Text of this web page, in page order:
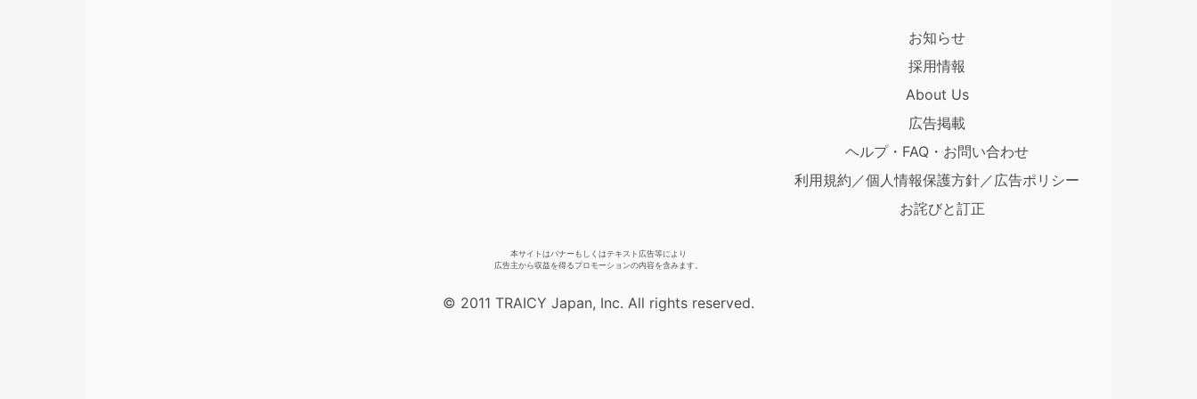
お知らせ
採用情報
About Us
広告掲載
ヘルプ・FAQ・お問い合わせ
利用規約／個人情報保護方針／広告ポリシー
お詫びと訂正
本サイトはバナーもしくはテキスト広告等により
広告主から収益を得るプロモーションの内容を含みます。
© 2011 TRAICY Japan, Inc. All rights reserved.